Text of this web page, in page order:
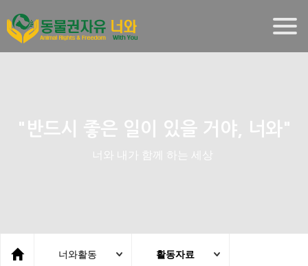
"반드시 좋은 일이 있을 거야, 너와"
너와 내가 함께 하는 세상
너와활동 활동자료